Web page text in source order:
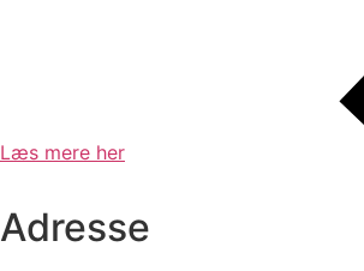
Læs mere her
Adresse